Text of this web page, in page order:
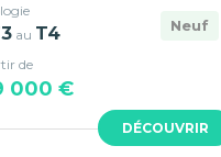
DÉCOUVRIR
Neuf
au T4
de
000 €